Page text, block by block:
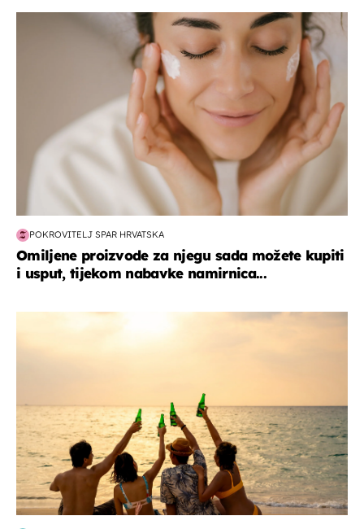
moda & ljepota
POKROVITELJ SPAR HRVATSKA
Omiljene proizvode za njegu sada možete kupiti
i usput, tijekom nabavke namirnica...